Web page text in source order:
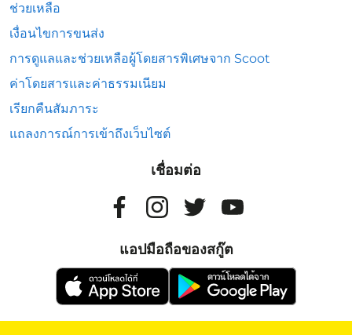
ช่วยเหลือ
เงื่อนไขการขนส่ง
การดูแลและช่วยเหลือผู้โดยสารพิเศษจาก Scoot
ค่าโดยสารและค่าธรรมเนียม
เรียกคืนสัมภาระ
แถลงการณ์การเข้าถึงเว็บไซต์
เชื่อมต่อ
แอปมือถือของสกู๊ต